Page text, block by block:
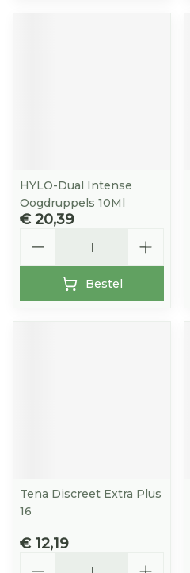
HYLO-Dual Intense
Oogdruppels 10Ml
€ 20,39
Bestel
Tena Discreet Extra Plus
16
€ 12,19